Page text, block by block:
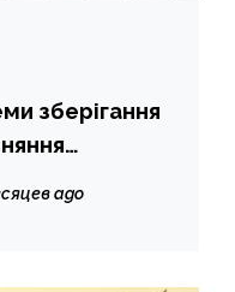
зберігання
ago